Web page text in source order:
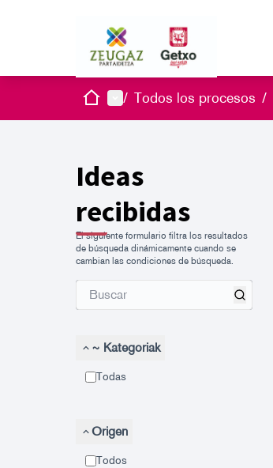
InicioMenú principal
/ Todos los procesos /
Ideas
recibidas
El siguiente formulario filtra los resultados
de búsqueda dinámicamente cuando se
cambian las condiciones de búsqueda.
~ Kategoriak
Todas
Origen
Todos